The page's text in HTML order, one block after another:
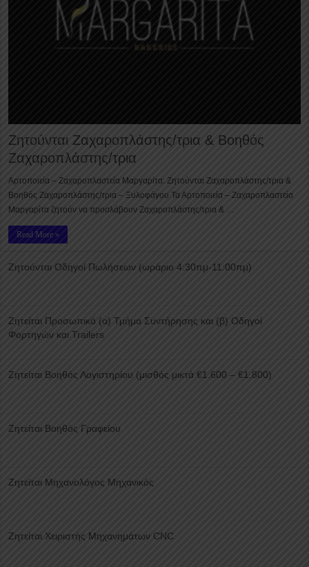
Ζητούνται Ζαχαροπλάστης/τρια & Βοηθός
Ζαχαροπλάστης/τρια
Αρτοποιεία – Ζαχαροπλαστεία Μαργαρίτα: Ζητούνται Ζαχαροπλάστης/τρια &
Βοηθός Ζαχαροπλάστης/τρια – Ξυλοφάγου Τα Αρτοποιεία – Ζαχαροπλαστεία
Μαργαρίτα ζητούν να προσλάβουν Ζαχαροπλάστης/τρια & …
Read More »
Ζητούνται Οδηγοί Πωλήσεων (ωράριο 4:30πμ-11:00πμ)
Ζητείται Προσωπικό (α) Τμήμα Συντήρησης και (β) Οδηγοί
Φορτηγών και Trailers
Ζητείται Βοηθός Λογιστηρίου (μισθός μικτά €1.600 – €1.800)
Ζητείται Βοηθός Γραφείου
Ζητείται Μηχανολόγος Μηχανικός
Ζητείται Χειριστής Μηχανημάτων CNC